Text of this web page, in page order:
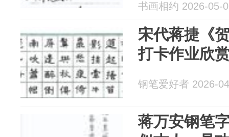
书画相约 2026-05-
宋代蒋捷《
打卡作业欣
钢笔爱好者 2026-
蒋万安钢笔